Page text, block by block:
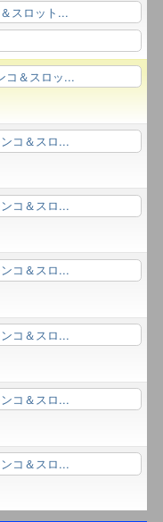
スロット...
コ＆スロッ...
コ＆スロ...
コ＆スロ...
コ＆スロ...
コ＆スロ...
コ＆スロ...
コ＆スロ...